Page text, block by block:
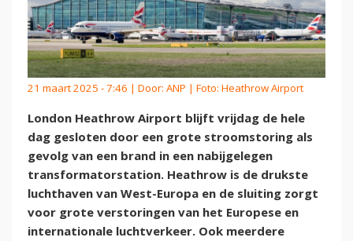
21 maart 2025 - 7:46 | Door: ANP | Foto: Heathrow Airport
London Heathrow Airport blijft vrijdag de hele
dag gesloten door een grote stroomstoring als
gevolg van een brand in een nabijgelegen
transformatorstation. Heathrow is de drukste
luchthaven van West-Europa en de sluiting zorgt
voor grote verstoringen van het Europese en
internationale luchtverkeer. Ook meerdere